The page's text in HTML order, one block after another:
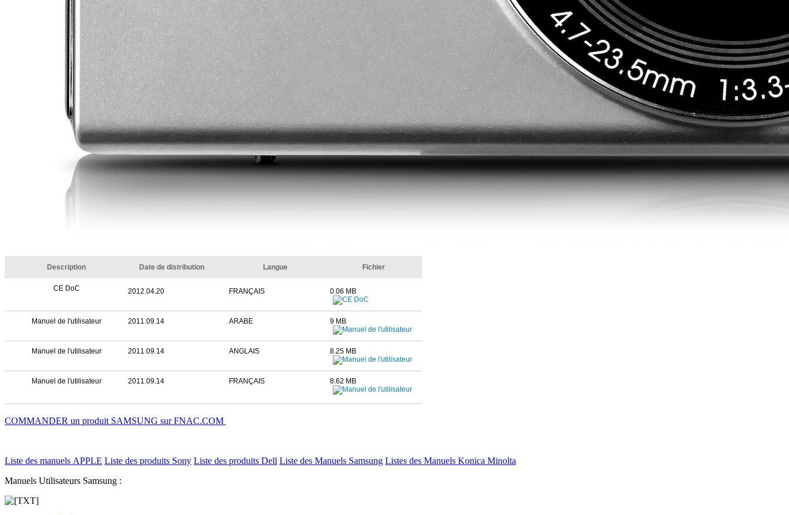
Description Date de distribution Langue Fichier
CE DoC 2012.04.20 FRANÇAIS 0.06 MB
Manuel de l'utilisateur 2011.09.14 ARABE 9 MB
Manuel de l'utilisateur 2011.09.14 ANGLAIS 8.25 MB
Manuel de l'utilisateur 2011.09.14 FRANÇAIS 8.62 MB
COMMANDER un produit SAMSUNG sur FNAC.COM
Liste des manuels APPLE Liste des produits Sony Liste des produits Dell Liste des Manuels Samsung Listes des Manuels Konica Minolta
Manuels Utilisateurs Samsung :